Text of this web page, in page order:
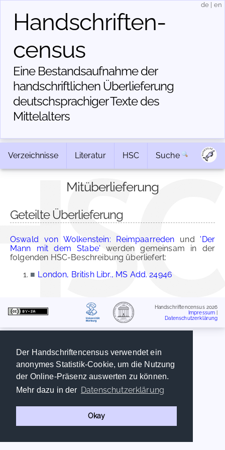
Der Handschriftencensus verwendet ein
anonymes Statistik-Cookie, um die Nutzung
der Online-Präsenz auswerten zu können.
Mehr dazu in der Datenschutzerklärung
Okay
Handschriften­
census
Eine Bestandsaufnahme der
handschriftlichen Über­lieferung
deutschsprachiger Texte des
Mittelalters
de en
Verzeichnisse Literatur HSC Suche
Mitüberlieferung
Geteilte Überlieferung
Oswald von Wolkenstein: Reimpaarreden und 'Der
Mann mit dem Stabe' werden gemeinsam in der
folgenden HSC-Beschreibung überliefert:
■ London, British Libr., MS Add. 24946
Handschriftencensus 2026
Impressum
Datenschutzerklärung